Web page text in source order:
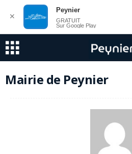
Mairie de Peynier
✕
Peynier
GRATUIT
Sur Google Play